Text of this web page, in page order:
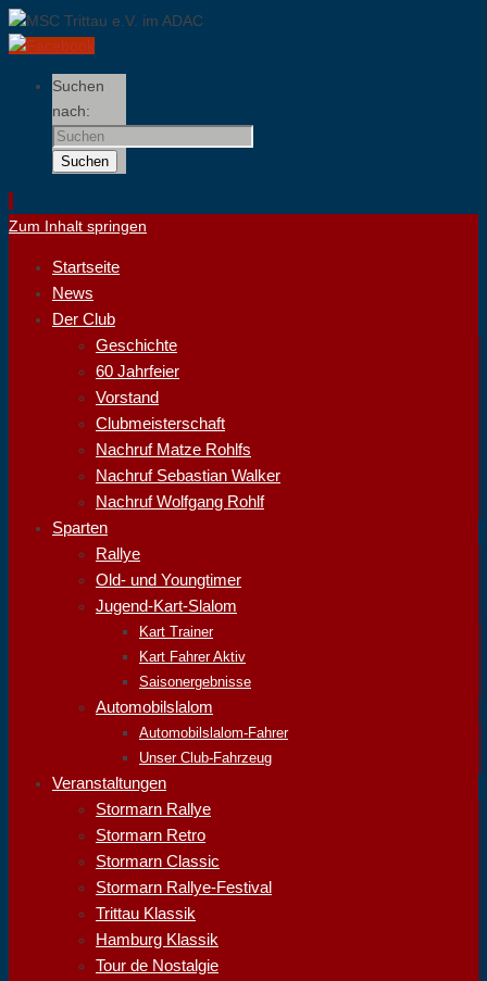
Suchen
nach:
Suchen
Zum Inhalt springen
Startseite
News
Der Club
Geschichte
60 Jahrfeier
Vorstand
Clubmeisterschaft
Nachruf Matze Rohlfs
Nachruf Sebastian Walker
Nachruf Wolfgang Rohlf
Sparten
Rallye
Old- und Youngtimer
Jugend-Kart-Slalom
Kart Trainer
Kart Fahrer Aktiv
Saisonergebnisse
Automobilslalom
Automobilslalom-Fahrer
Unser Club-Fahrzeug
Veranstaltungen
Stormarn Rallye
Stormarn Retro
Stormarn Classic
Stormarn Rallye-Festival
Trittau Klassik
Hamburg Klassik
Tour de Nostalgie